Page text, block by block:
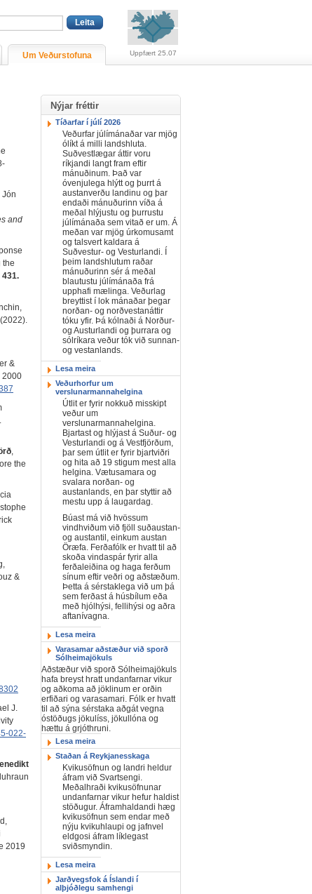
Jón
and
the
431.
&
2000
,
the
&
J.
022-
2019
Nýjar fréttir
Tíðarfar í júlí 2026
Veðurfar júlímánaðar var mjög
ólíkt á milli landshluta.
Suðvestlægar áttir voru
ríkjandi langt fram eftir
mánuðinum. Það var
óvenjulega hlýtt og þurrt á
austanverðu landinu og þar
endaði mánuðurinn víða á
meðal hlýjustu og þurrustu
júlímánaða sem vitað er um. Á
meðan var mjög úrkomusamt
og talsvert kaldara á
Suðvestur- og Vesturlandi. Í
þeim landshlutum raðar
mánuðurinn sér á meðal
blautustu júlímánaða frá
upphafi mælinga. Veðurlag
breyttist í lok mánaðar þegar
norðan- og norðvestanáttir
tóku yfir. Þá kólnaði á Norður-
og Austurlandi og þurrara og
sólríkara veður tók við sunnan-
og vestanlands.
Lesa meira
Veðurhorfur um
verslunarmannahelgina
Útlit er fyrir nokkuð misskipt
veður um
verslunarmannahelgina.
Bjartast og hlýjast á Suður- og
Vesturlandi og á Vestfjörðum,
þar sem útlit er fyrir bjartviðri
og hita að 19 stigum mest alla
helgina. Vætusamara og
svalara norðan- og
austanlands, en þar styttir að
mestu upp á laugardag.
Búast má við hvössum
vindhviðum við fjöll suðaustan-
og austantil, einkum austan
Öræfa. Ferðafólk er hvatt til að
skoða vindaspár fyrir alla
ferðaleiðina og haga ferðum
sínum eftir veðri og aðstæðum.
Þetta á sérstaklega við um þá
sem ferðast á húsbílum eða
með hjólhýsi, fellihýsi og aðra
aftanívagna.
Lesa meira
Varasamar aðstæður við sporð
Sólheimajökuls
Aðstæður við sporð Sólheimajökuls
hafa breyst hratt undanfarnar vikur
og aðkoma að jöklinum er orðin
erfiðari og varasamari. Fólk er hvatt
til að sýna sérstaka aðgát vegna
óstöðugs jökulíss, jökullóna og
hættu á grjóthruni.
Lesa meira
Staðan á Reykjanesskaga
Kvikusöfnun og landri heldur
áfram við Svartsengi.
Meðalhraði kvikusöfnunar
undanfarnar vikur hefur haldist
stöðugur. Áframhaldandi hæg
kvikusöfnun sem endar með
nýju kvikuhlaupi og jafnvel
eldgosi áfram líklegast
sviðsmyndin.
Lesa meira
Jarðvegsfok á Íslandi í
alþjóðlegu samhengi
Um Veðurstofuna Uppfært 25.07